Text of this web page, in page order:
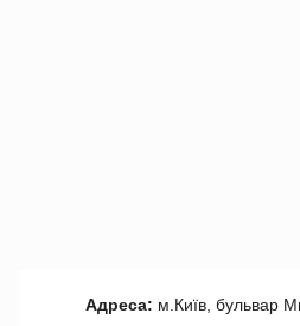
Адреса: м.Київ, бульвар